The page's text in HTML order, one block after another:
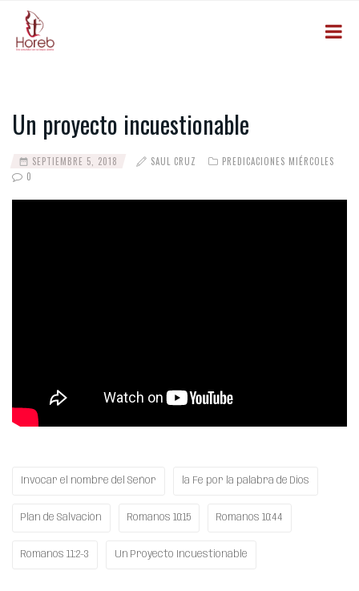
Un proyecto incuestionable
SEPTIEMBRE 5, 2018 SAUL CRUZ
PREDICACIONES MIÉRCOLES
0
Invocar el nombre del Señor la Fe por la palabra de Dios
Plan de Salvación Romanos 10:15 Romanos 10:44
Romanos 11:2-3 Un Proyecto Incuestionable